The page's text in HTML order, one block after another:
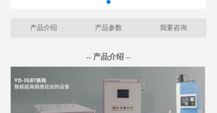
产品介绍 产品参数 我要咨询
-- 产品介绍 --